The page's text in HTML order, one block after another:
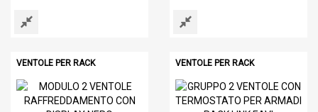
VENTOLE PER RACK VENTOLE PER RACK